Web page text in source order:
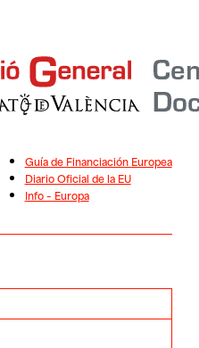
Guía de Financiación Europea
Diario Oficial de la EU
Info – Europa